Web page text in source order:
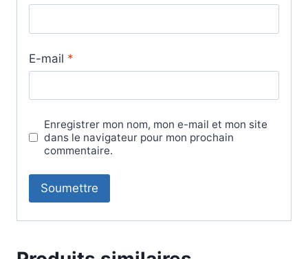
E-mail *
Enregistrer mon nom, mon e-mail et mon site
dans le navigateur pour mon prochain
commentaire.